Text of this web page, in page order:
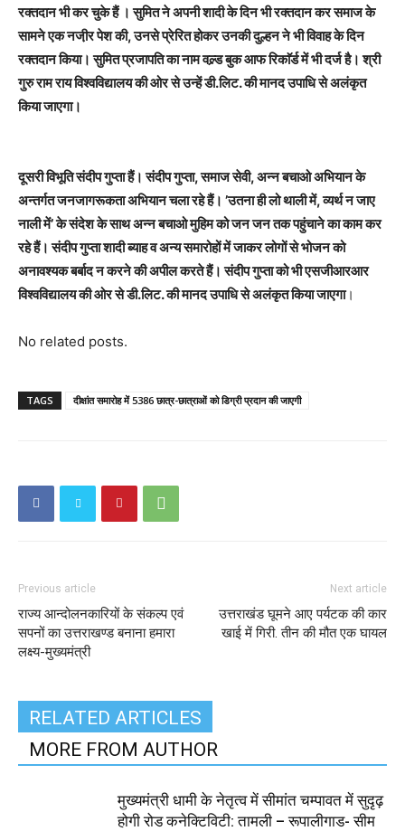
रक्तदान भी कर चुके हैं । सुमित ने अपनी शादी के दिन भी रक्तदान कर समाज के
सामने एक नजी़र पेश की, उनसे प्रेरित होकर उनकी दुल्हन ने भी विवाह के दिन
रक्तदान किया। सुमित प्रजापति का नाम वल्र्ड बुक आफ रिकाॅर्ड में भी दर्ज है। श्री
गुरु राम राय विश्वविद्यालय की ओर से उन्हें डी.लिट. की मानद उपाधि से अलंकृत
किया जाएगा।
दूसरी विभूति संदीप गुप्ता हैं। संदीप गुप्ता, समाज सेवी, अन्न बचाओ अभियान के
अन्तर्गत जनजागरूकता अभियान चला रहे हैं। ’उतना ही लो थाली में, व्यर्थ न जाए
नाली में’ के संदेश के साथ अन्न बचाओ मुहिम को जन जन तक पहुंचाने का काम कर
रहे हैं। संदीप गुप्ता शादी ब्याह व अन्य समारोहों में जाकर लोगों से भोजन को
अनावश्यक बर्बाद न करने की अपील करते हैं। संदीप गुप्ता को भी एसजीआरआर
विश्वविद्यालय की ओर से डी.लिट. की मानद उपाधि से अलंकृत किया जाएगा।
No related posts.
TAGS दीक्षांत समारोह में 5386 छात्र-छात्राओं को डिग्री प्रदान की जाएगी
Previous article
राज्य आन्दोलनकारियों के संकल्प एवं
सपनों का उत्तराखण्ड बनाना हमारा
लक्ष्य-मुख्यमंत्री
Next article
उत्तराखंड घूमने आए पर्यटक की कार
खाई में गिरी. तीन की मौत एक घायल
RELATED ARTICLES
MORE FROM AUTHOR
मुख्यमंत्री धामी के नेतृत्व में सीमांत चम्पावत में सुदृढ़
होगी रोड कनेक्टिविटी: तामली – रूपालीगाड- सीम